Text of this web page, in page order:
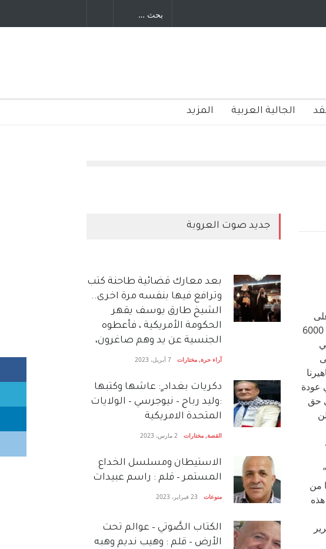
الجالية العربية المزيد
الجراح . وبرغم كل هذه المعاناة الرهيبة وكل الشهداء والذين نافوا حتى اللحظة عن 800 والجرحى عن 6000
عودة
حق
رقم 194,سوف لن
من
جديد صوت العروبة
بعد معارك قضائية طاحنة كتب
وترافع فيها بنفسه مرة اخرى..
الشيخ طارق يوسف يقهر
الحكومة الأمريكية ، فأعطوه
الجنسية عن يد وهم صاغرون،
آراء حرة, مختارات 7 أبريل، 2023
دكريات بغداد ٍ: عاشها وكتبها
:وليد رباح – نيوجرسي – الولايات
المتحدة الامريكية
القصة, مختارات 2 مارس، 2023
الاستيطان ومسلسل الخداع
المستمر – قلم : راسم عبيدات
منوعات 23 فبراير، 2023
الكتاب الصَّوتي – عوالم تحت
الأرض – قلم : وهيب نديم وهبه